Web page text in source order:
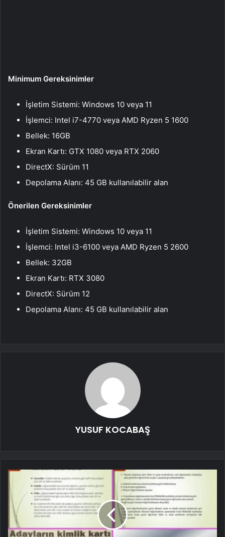
Minimum Gereksinimler
İşletim Sistemi: Windows 10 veya 11
İşlemci: Intel i7-4770 veya AMD Ryzen 5 1600
Bellek: 16GB
Ekran Kartı: GTX 1080 veya RTX 2060
DirectX: Sürüm 11
Depolama Alanı: 45 GB kullanılabilir alan
Önerilen Gereksinimler
İşletim Sistemi: Windows 10 veya 11
İşlemci: Intel i3-6100 veya AMD Ryzen 5 2600
Bellek: 32GB
Ekran Kartı: RTX 3080
DirectX: Sürüm 12
Depolama Alanı: 45 GB kullanılabilir alan
YUSUF KOCABAŞ